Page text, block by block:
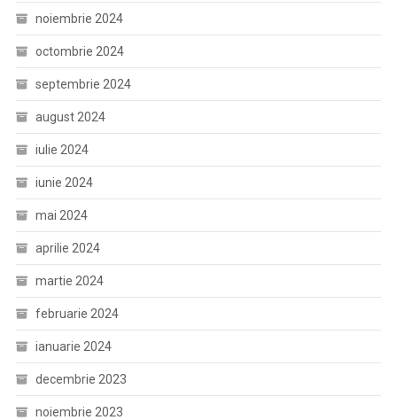
noiembrie 2024
octombrie 2024
septembrie 2024
august 2024
iulie 2024
iunie 2024
mai 2024
aprilie 2024
martie 2024
februarie 2024
ianuarie 2024
decembrie 2023
noiembrie 2023